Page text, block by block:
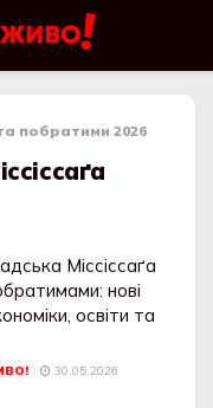
побратими 2026
Міссіссаґа
нові
освіти та
30.05.2026